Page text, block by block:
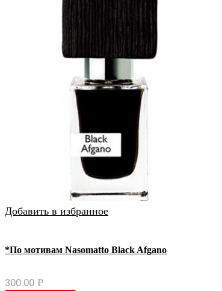
Добавить в избранное
*По мотивам Nasomatto Black Afgano
300.00 Р